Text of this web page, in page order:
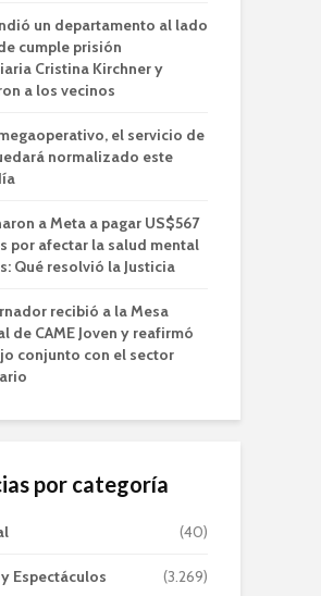
un departamento al lado
cumple prisión
Cristina Kirchner y
a los vecinos
el servicio de
normalizado este
a Meta a pagar US$567
por afectar la salud mental
Qué resolvió la Justicia
recibió a la Mesa
de CAME Joven y reafirmó
conjunto con el sector
por categoría
(40)
Espectáculos (3.269)